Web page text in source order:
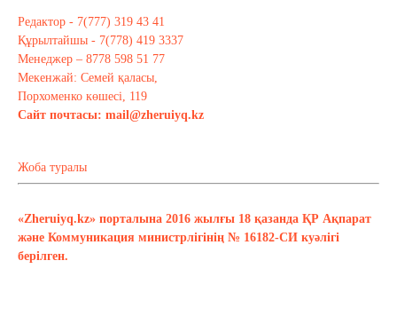
Редактор - 7(777) 319 43 41
Құрылтайшы - 7(778) 419 3337
Менеджер – 8778 598 51 77
Мекенжай: Семей қаласы,
Порхоменко көшесі, 119
Сайт почтасы: mail@zheruiyq.kz
Жоба туралы
«Zheruiyq.kz» порталына 2016 жылғы 18 қазанда ҚР Ақпарат
және Коммуникация министрлігінің № 16182-СИ куәлігі
берілген.